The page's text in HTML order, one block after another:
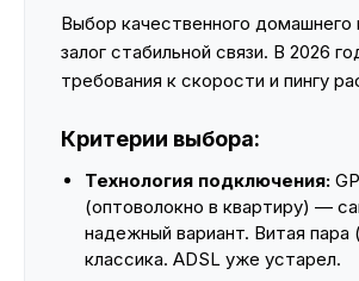
Выбор качественного
залог стабильной связи. В 2026
требования к скорости и пингу
Критерии выбора:
Технология подключения:
(оптоволокно в квартиру) —
надежный вариант. Витая
классика. ADSL уже устарел.